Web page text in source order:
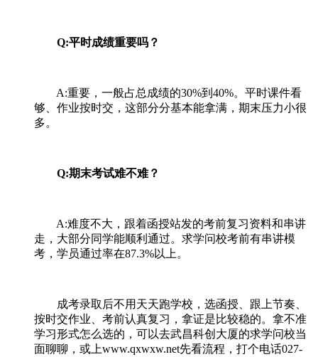
Q:平时成绩重要吗？
A:重要，一般占总成绩的30%到40%。平时课件看
够、作业按时交，这部分分基本能拿满，期末压力小很
多。
Q:期末考试难不难？
A:难度不大，跟着函授站发的考前复习资料和串讲
走，大部分同学能顺利通过。求学问校考前有串讲模
考，学员通过率在87.3%以上。
成考录取后不用天天跑学校，选函授、跟上节奏、
按时交作业、考前认真复习，拿证是比较稳的。拿不准
学习形式怎么选的，可以去武昌科创大厦的求学问校当
面聊聊，或上www.qxwxw.net先看流程，打个电话027-